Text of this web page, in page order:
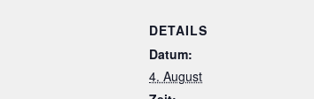
DETAILS
Datum:
4. August